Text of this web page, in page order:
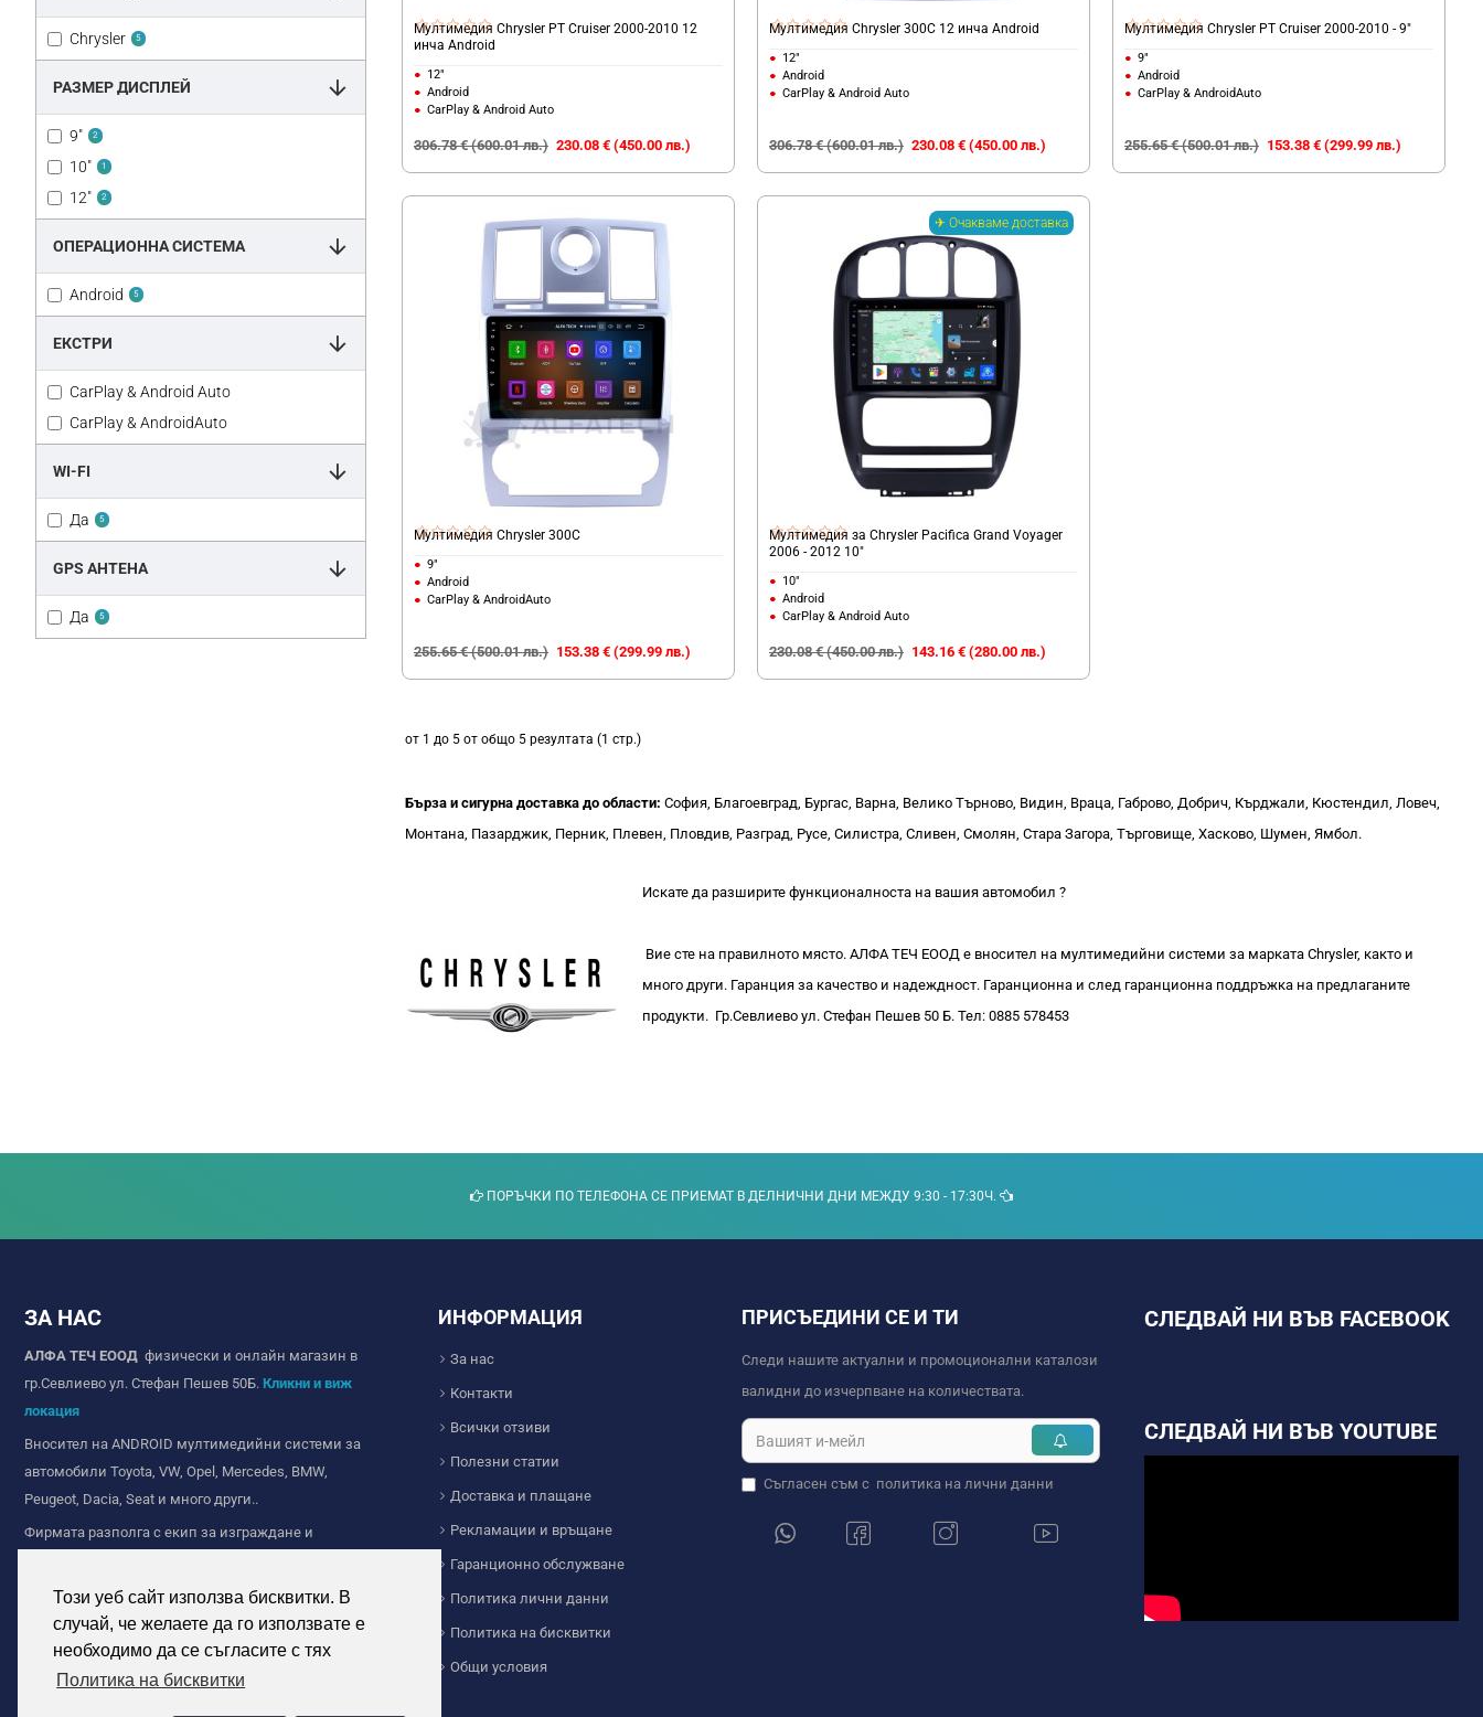
Този уеб сайт използва бисквитки. В
случай, че желаете да го използвате е
необходимо да се съгласите с тях
Политика на бисквитки
Chrysler 5
РАЗМЕР ДИСПЛЕЙ
9" 2
10" 1
12" 2
ОПЕРАЦИОННА СИСТЕМА
Android 5
ЕКСТРИ
CarPlay & Android Auto
CarPlay & AndroidAuto
WI-FI
Да 5
GPS АНТЕНА
Да 5
Искате да разширите функционалноста на вашия автомобил ?
Вие сте на правилното място. АЛФА ТЕЧ ЕООД е вносител на мултимедийни системи за марката Chrysler, както и
много други. Гаранция за качество и надеждност. Гаранционна и след гаранционна поддръжка на предлаганите
продукти. Гр.Севлиево ул. Стефан Пешев 50 Б. Тел: 0885 578453
Мултимедия Chrysler PT Cruiser 2000-2010 12
инча Android
12"
Android
CarPlay & Android Auto
230.08 € (450.00 лв.)
306.78 € (600.01 лв.)
Мултимедия Chrysler 300C 12 инча Android
12"
Android
CarPlay & Android Auto
230.08 € (450.00 лв.)
306.78 € (600.01 лв.)
Мултимедия Chrysler PT Cruiser 2000-2010 - 9"
9"
Android
CarPlay & AndroidAuto
153.38 € (299.99 лв.)
255.65 € (500.01 лв.)
Мултимедия Chrysler 300C
9"
Android
CarPlay & AndroidAuto
153.38 € (299.99 лв.)
255.65 € (500.01 лв.)
✈ Очакваме доставка
Мултимедия за Chrysler Pacifica Grand Voyager
2006 - 2012 10"
10"
Android
CarPlay & Android Auto
143.16 € (280.00 лв.)
230.08 € (450.00 лв.)
от 1 до 5 от общо 5 резултата (1 стр.)
Бърза и сигурна доставка до области: София, Благоевград, Бургас, Варна, Велико Търново, Видин, Враца, Габрово, Добрич, Кърджали, Кюстендил, Ловеч,
Монтана, Пазарджик, Перник, Плевен, Пловдив, Разград, Русе, Силистра, Сливен, Смолян, Стара Загора, Търговище, Хасково, Шумен, Ямбол.
ПОРЪЧКИ ПО ТЕЛЕФОНА СЕ ПРИЕМАТ В ДЕЛНИЧНИ ДНИ МЕЖДУ 9:30 - 17:30Ч.
ЗА НАС
АЛФА ТЕЧ ЕООД физически и онлайн магазин в
гр.Севлиево ул. Стефан Пешев 50Б. Кликни и виж
локация
Вносител на ANDROID мултимедийни системи за
автомобили Toyota, VW, Opel, Mercedes, BMW,
Peugeot, Dacia, Seat и много други..
Фирмата разполга с екип за изграждане и
ние сме с дългогодишен опит в сферата на
видеонаблюдението.
Продажба на соларно осветление за дома и
индустриална цел. Прожектори и челници с
ИНФОРМАЦИЯ
За нас
Контакти
Всички отзиви
Полезни статии
Доставка и плащане
Рекламации и връщане
Гаранционно обслужване
Политика лични данни
Политика на бисквитки
Общи условия
ПРИСЪЕДИНИ СЕ И ТИ
Следи нашите актуални и промоционални каталози
валидни до изчерпване на количествата.
Съгласен съм с политика на лични данни
СЛЕДВАЙ НИ ВЪВ FACEBOOK
СЛЕДВАЙ НИ ВЪВ YOUTUBE